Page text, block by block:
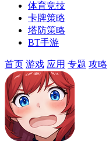
体育竞技
卡牌策略
塔防策略
BT手游
首页 游戏 应用 专题 攻略